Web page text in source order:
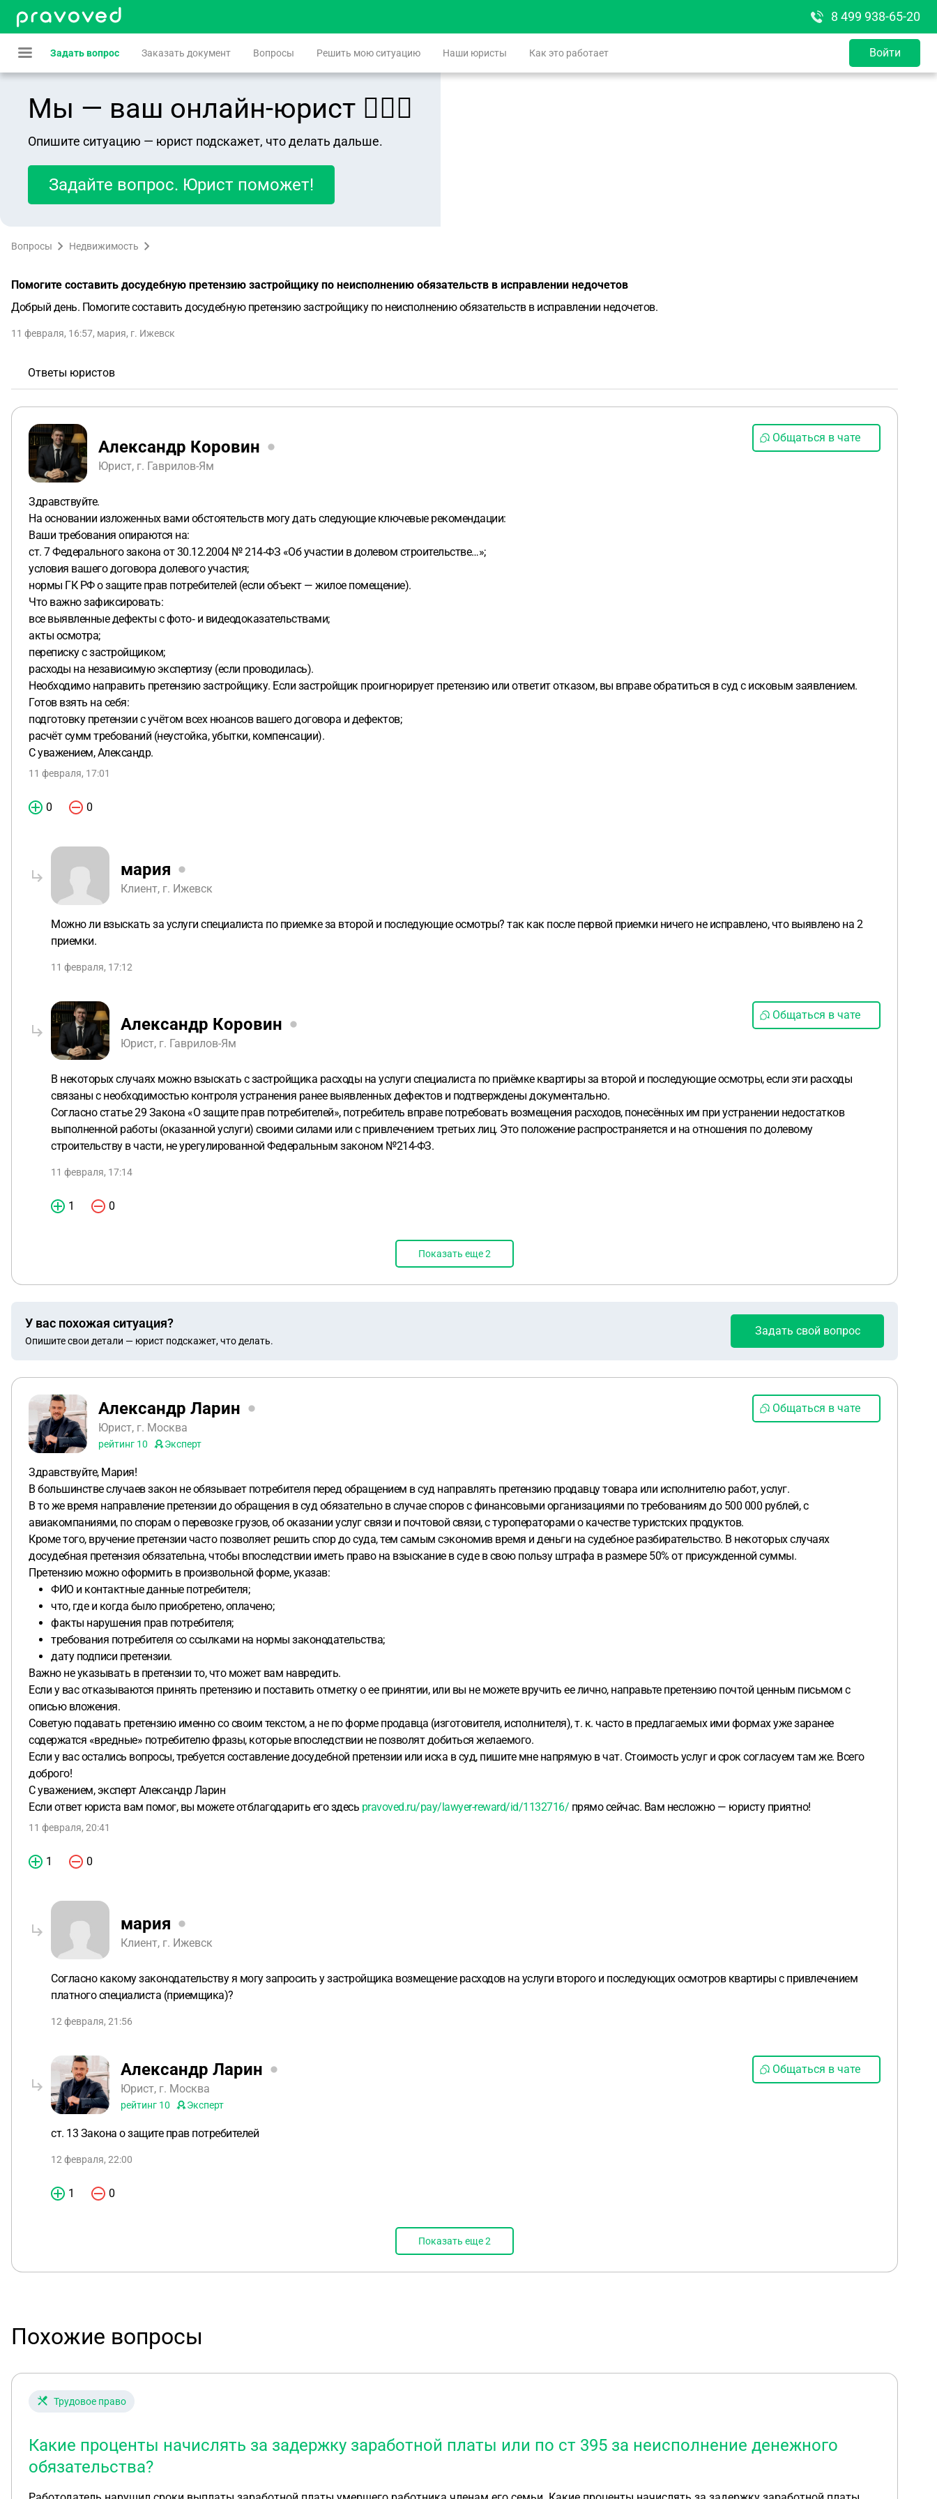
8 499 938-65-20
Задать вопрос Заказать документ Вопросы Решить мою ситуацию Наши юристы Как это работает Войти
Мы — ваш онлайн-юрист 👨🏻‍⚖️
Опишите ситуацию — юрист подскажет, что делать дальше.
Задайте вопрос. Юрист поможет!
Вопросы Недвижимость
Помогите составить досудебную претензию застройщику по неисполнению обязательств в исправлении недочетов
Добрый день. Помогите составить досудебную претензию застройщику по неисполнению обязательств в исправлении недочетов.
11 февраля, 16:57, мария, г. Ижевск
Ответы юристов
Александр Коровин
Юрист, г. Гаврилов-Ям
Общаться в чате
Здравствуйте.
На основании изложенных вами обстоятельств могу дать следующие ключевые рекомендации:
Ваши требования опираются на:
ст. 7 Федерального закона от 30.12.2004 № 214‑ФЗ «Об участии в долевом строительстве…»;
условия вашего договора долевого участия;
нормы ГК РФ о защите прав потребителей (если объект — жилое помещение).
Что важно зафиксировать:
все выявленные дефекты с фото‑ и видеодоказательствами;
акты осмотра;
переписку с застройщиком;
расходы на независимую экспертизу (если проводилась).
Необходимо направить претензию застройщику. Если застройщик проигнорирует претензию или ответит отказом, вы вправе обратиться в суд с исковым заявлением.
Готов взять на себя:
подготовку претензии с учётом всех нюансов вашего договора и дефектов;
расчёт сумм требований (неустойка, убытки, компенсации).
С уважением, Александр.
11 февраля, 17:01
0 0
мария
Клиент, г. Ижевск
Можно ли взыскать за услуги специалиста по приемке за второй и последующие осмотры? так как после первой приемки ничего не исправлено, что выявлено на 2
приемки.
11 февраля, 17:12
Александр Коровин
Юрист, г. Гаврилов-Ям
Общаться в чате
В некоторых случаях можно взыскать с застройщика расходы на услуги специалиста по приёмке квартиры за второй и последующие осмотры, если эти расходы
связаны с необходимостью контроля устранения ранее выявленных дефектов и подтверждены документально.
Согласно статье 29 Закона «О защите прав потребителей», потребитель вправе потребовать возмещения расходов, понесённых им при устранении недостатков
выполненной работы (оказанной услуги) своими силами или с привлечением третьих лиц. Это положение распространяется и на отношения по долевому
строительству в части, не урегулированной Федеральным законом №214-ФЗ.
11 февраля, 17:14
1 0
Показать еще2
У вас похожая ситуация?
Опишите свои детали — юрист подскажет, что делать.
Задать свой вопрос
Александр Ларин
Юрист, г. Москва
рейтинг 10 Эксперт
Общаться в чате
Здравствуйте, Мария!
В большинстве случаев закон не обязывает потребителя перед обращением в суд направлять претензию продавцу товара или исполнителю работ, услуг.
В то же время направление претензии до обращения в суд обязательно в случае споров с финансовыми организациями по требованиям до 500 000 рублей, с
авиакомпаниями, по спорам о перевозке грузов, об оказании услуг связи и почтовой связи, с туроператорами о качестве туристских продуктов.
Кроме того, вручение претензии часто позволяет решить спор до суда, тем самым сэкономив время и деньги на судебное разбирательство. В некоторых случаях
досудебная претензия обязательна, чтобы впоследствии иметь право на взыскание в суде в свою пользу штрафа в размере 50% от присужденной суммы.
Претензию можно оформить в произвольной форме, указав:
ФИО и контактные данные потребителя;
что, где и когда было приобретено, оплачено;
факты нарушения прав потребителя;
требования потребителя со ссылками на нормы законодательства;
дату подписи претензии.
Важно не указывать в претензии то, что может вам навредить.
Если у вас отказываются принять претензию и поставить отметку о ее принятии, или вы не можете вручить ее лично, направьте претензию почтой ценным письмом с
описью вложения.
Советую подавать претензию именно со своим текстом, а не по форме продавца (изготовителя, исполнителя), т. к. часто в предлагаемых ими формах уже заранее
содержатся «вредные» потребителю фразы, которые впоследствии не позволят добиться желаемого.
Если у вас остались вопросы, требуется составление досудебной претензии или иска в суд, пишите мне напрямую в чат. Стоимость услуг и срок согласуем там же. Всего
доброго!
С уважением, эксперт Александр Ларин
Если ответ юриста вам помог, вы можете отблагодарить его здесь pravoved.ru/pay/lawyer-reward/id/1132716/ прямо сейчас. Вам несложно — юристу приятно!
11 февраля, 20:41
1 0
мария
Клиент, г. Ижевск
Согласно какому законодательству я могу запросить у застройщика возмещение расходов на услуги второго и последующих осмотров квартиры с привлечением
платного специалиста (приемщика)?
12 февраля, 21:56
Александр Ларин
Юрист, г. Москва
рейтинг 10 Эксперт
Общаться в чате
ст. 13 Закона о защите прав потребителей
12 февраля, 22:00
1 0
Показать еще2
Похожие вопросы
Трудовое право
Какие проценты начислять за задержку заработной платы или по ст 395 за неисполнение денежного
обязательства?